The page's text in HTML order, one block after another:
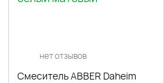
нет отзывов
Смеситель ABBER Daheim